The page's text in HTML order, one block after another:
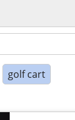
golf cart